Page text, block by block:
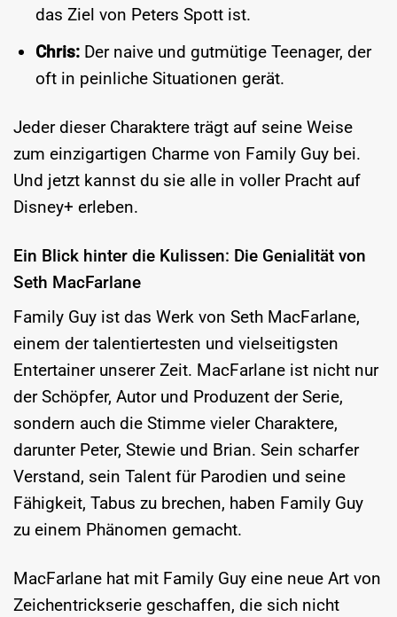
das Ziel von Peters Spott ist.
Chris:Der naive und gutmütige Teenager, der
oft in peinliche Situationen gerät.
Jeder dieser Charaktere trägt auf seine Weise
zum einzigartigen Charme von Family Guy bei.
Und jetzt kannst du sie alle in voller Pracht auf
Disney+ erleben.
Ein Blick hinter die Kulissen: Die Genialität von
Seth MacFarlane
Family Guy ist das Werk von Seth MacFarlane,
einem der talentiertesten und vielseitigsten
Entertainer unserer Zeit. MacFarlane ist nicht nur
der Schöpfer, Autor und Produzent der Serie,
sondern auch die Stimme vieler Charaktere,
darunter Peter, Stewie und Brian. Sein scharfer
Verstand, sein Talent für Parodien und seine
Fähigkeit, Tabus zu brechen, haben Family Guy
zu einem Phänomen gemacht.
MacFarlane hat mit Family Guy eine neue Art von
Zeichentrickserie geschaffen, die sich nicht